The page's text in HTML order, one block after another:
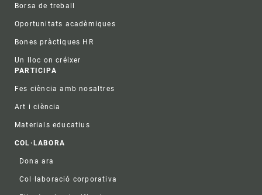
Borsa de treball
Oportunitats acadèmiques
Bones pràctiques HR
Un lloc on créixer
PARTICIPA
Fes ciència amb nosaltres
Art i ciència
Materials educatius
COL·LABORA
Dona ara
Col·laboració corporativa